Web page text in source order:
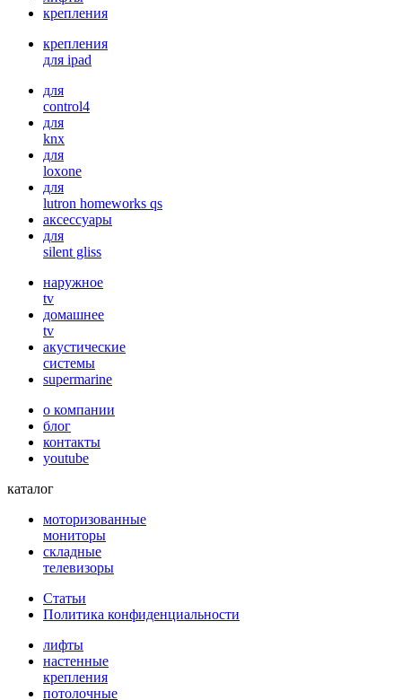
крепления
крепления
для ipad
для
control4
для
knx
для
loxone
для
lutron homeworks qs
аксессуары
для
silent gliss
наружное
tv
домашнее
tv
акустические
системы
supermarine
о компании
блог
контакты
youtube
каталог
моторизованные
мониторы
складные
телевизоры
Статьи
Политика конфиденциальности
лифты
настенные
крепления
потолочные